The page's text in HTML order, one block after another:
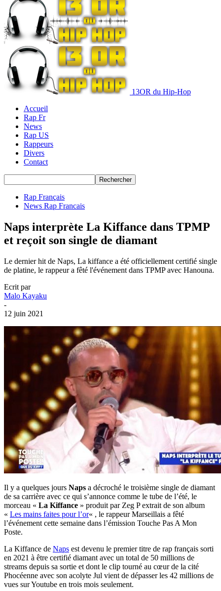
13OR du Hip-Hop
Accueil
Rap Fr
News
Rap US
Rappeurs
Divers
Contact
Rap Français
News Rap Francais
Naps interprète La Kiffance dans TPMP
et reçoit son single de diamant
Le dernier hit de Naps, La kiffance a été officiellement certifié single
de platine, le rappeur a fêté l'événement dans TPMP avec Hanouna.
Ecrit par
Malo Kayaku
-
12 juin 2021
Il y a quelques jours Naps a décroché le troisième single de diamant
de sa carrière avec ce qui s’annonce comme le tube de l’été, le
morceau « La Kiffance » produit par Zeg P extrait de son album
« Les mains faites pour l’or« , le rappeur Marseillais a fêté
l’événement cette semaine dans l’émission Touche Pas A Mon
Poste.
La Kiffance de Naps est devenu le premier titre de rap français sorti
en 2021 à être certifié diamant avec un total de 50 millions de
streams depuis sa sortie et dont le clip tourné au cœur de la cité
Phocéenne avec son acolyte Jul vient de dépasser les 42 millions de
vues sur Youtube en trois mois seulement.